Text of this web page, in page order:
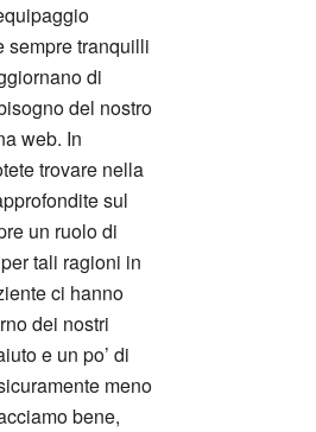
sempre tranquilli
di
del nostro
web. In
trovare nella
sul
un ruolo di
tali ragioni in
ci hanno
dei nostri
e un po’ di
meno
bene,